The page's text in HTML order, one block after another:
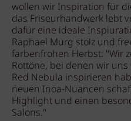
wollen wir Inspiration für
das Friseurhandwerk lebt
dafür eine ideale
Raphael Murg stolz und
farbenfrohen Herbst: "Wir
Rottöne, bei denen wir
Red Nebula inspirieren
neuen Inoa-Nuancen
Highlight und einen
Salons."